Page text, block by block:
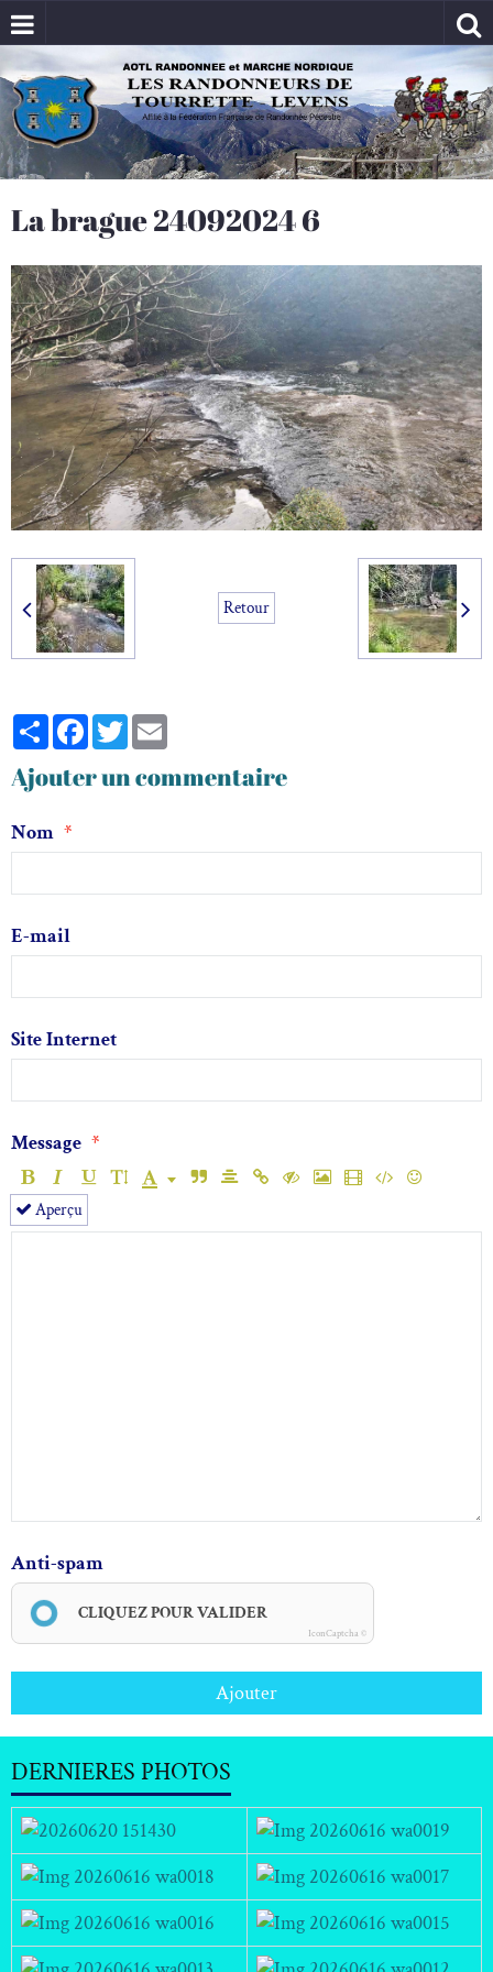
La brague 24092024 6
Retour
PartagerFacebook
Twitter
Ajouter un commentaire
Nom
E-mail
Site Internet
Message
Aperçu
Anti-spam
CLIQUEZ POUR VALIDER
IconCaptcha ©
Ajouter
DERNIERES PHOTOS